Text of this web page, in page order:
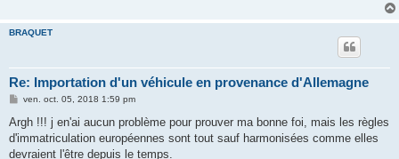
BRAQUET
Re: Importation d'un véhicule en provenance d'Allemagne
M
s
s
a
g
ven. oct. 05, 2018 1:59 pm
Argh !!! j en'ai aucun problème pour prouver ma bonne foi, mais les règles
d'immatriculation européennes sont tout sauf harmonisées comme elles
devraient l'être depuis le temps.